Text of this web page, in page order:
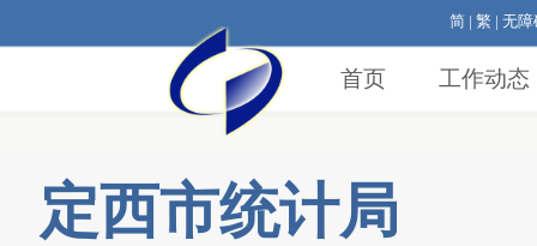
简 | 繁 | 无障
首页 工作动态
定西市统计局